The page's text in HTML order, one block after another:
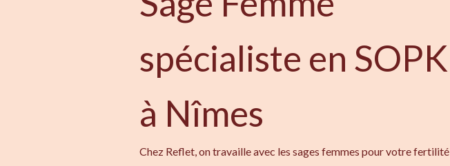
spécialiste en SOPK
à Nîmes
Chez Reflet, on travaille avec les sages femmes pour votre fertilité